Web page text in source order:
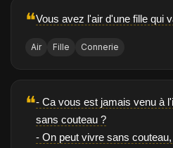
❝Vous avez l'air d'une fille qui
Air Fille Connerie
❝- Ca vous est jamais venu à
sans couteau ?
- On peut vivre sans